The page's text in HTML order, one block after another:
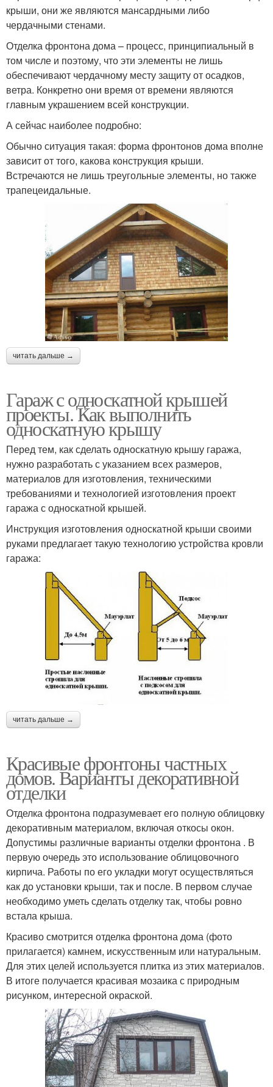
крыши, они же являются мансардными либо
чердачными стенами.
Отделка фронтона дома – процесс, принципиальный в
том числе и поэтому, что эти элементы не лишь
обеспечивают чердачному месту защиту от осадков,
ветра. Конкретно они время от времени являются
главным украшением всей конструкции.
А сейчас наиболее подробно:
Обычно ситуация такая: форма фронтонов дома вполне
зависит от того, какова конструкция крыши.
Встречаются не лишь треугольные элементы, но также
трапецеидальные.
читать дальше →
Гараж с односкатной крышей
проекты. Как выполнить
односкатную крышу
Перед тем, как сделать односкатную крышу гаража,
нужно разработать с указанием всех размеров,
материалов для изготовления, техническими
требованиями и технологией изготовления проект
гаража с односкатной крышей.
Инструкция изготовления односкатной крыши своими
руками предлагает такую технологию устройства кровли
гаража:
читать дальше →
Красивые фронтоны частных
домов. Варианты декоративной
отделки
Отделка фронтона подразумевает его полную облицовку
декоративным материалом, включая откосы окон.
Допустимы различные варианты отделки фронтона . В
первую очередь это использование облицовочного
кирпича. Работы по его укладки могут осуществляться
как до установки крыши, так и после. В первом случае
необходимо уметь сделать отделку так, чтобы ровно
встала крыша.
Красиво смотрится отделка фронтона дома (фото
прилагается) камнем, искусственным или натуральным.
Для этих целей используется плитка из этих материалов.
В итоге получается красивая мозаика с природным
рисунком, интересной окраской.